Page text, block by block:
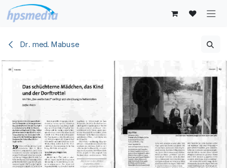
Zum Inhalt springen
Dr. med. Mabuse